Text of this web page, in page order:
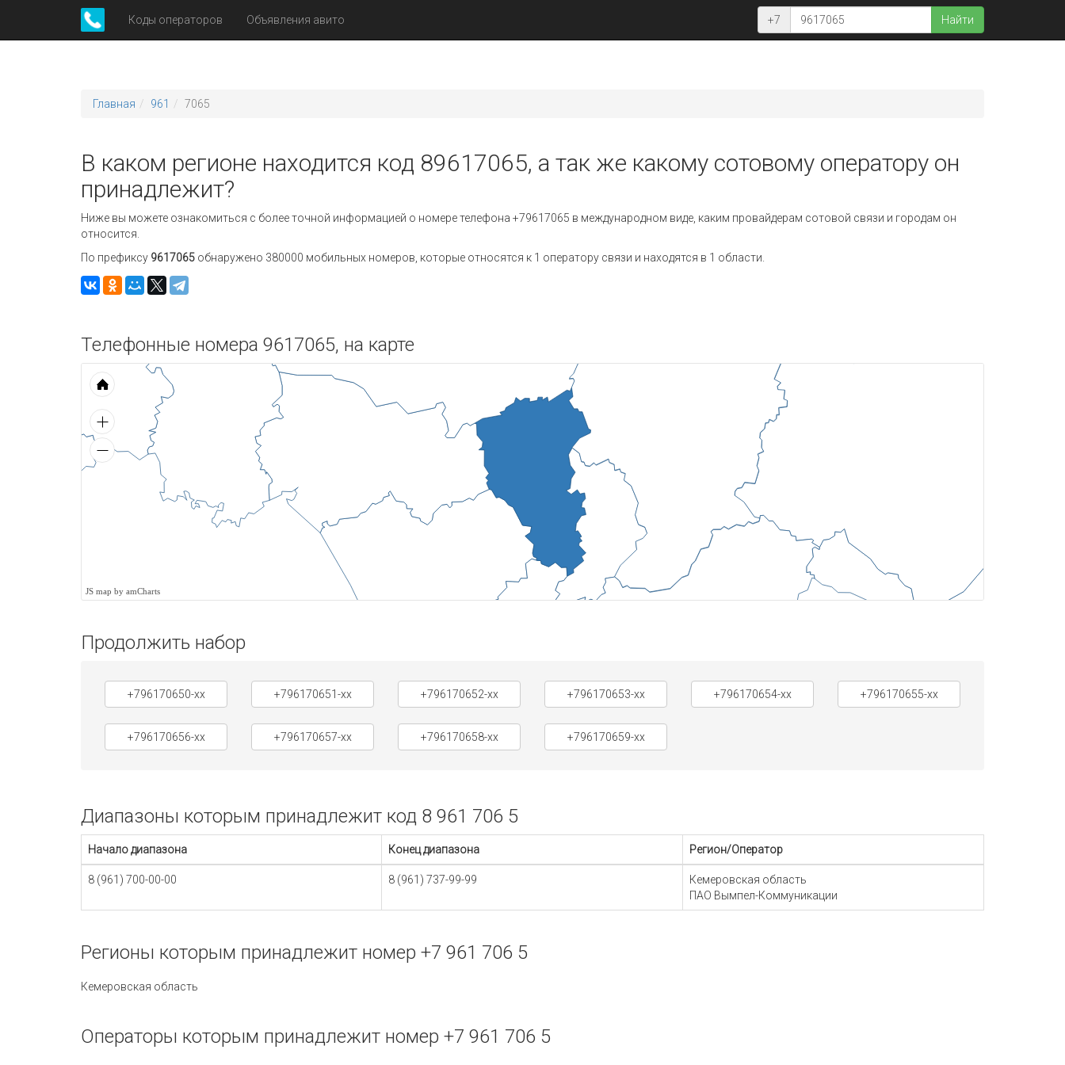
Коды операторов Объявления авито +7 Найти
Главная 961 7065
В каком регионе находится код 89617065, а так же какому сотовому оператору он
принадлежит?
Ниже вы можете ознакомиться с более точной информацией о номере телефона +79617065 в международном виде, каким провайдерам сотовой связи и городам он
относится.
По префиксу 9617065 обнаружено 380000 мобильных номеров, которые относятся к 1 оператору связи и находятся в 1 области.
Телефонные номера 9617065, на карте
JS map by amCharts
Продолжить набор
+796170650-xx +796170651-xx +796170652-xx +796170653-xx +796170654-xx +796170655-xx
+796170656-xx +796170657-xx +796170658-xx +796170659-xx
Диапазоны которым принадлежит код 8 961 706 5
Начало диапазона Конец диапазона Регион/Оператор
8 (961) 700-00-00 8 (961) 737-99-99
Кемеровская область
ПАО Вымпел-Коммуникации
Регионы которым принадлежит номер +7 961 706 5
Кемеровская область
Операторы которым принадлежит номер +7 961 706 5